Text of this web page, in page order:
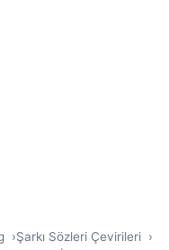
Şarkı Sözleri Çevirileri